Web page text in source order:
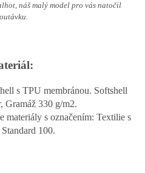
náš malý model pro vás natočil
s TPU membránou. Softshell
Gramáž 330 g/m2.
materiály s označením: Textilie s
100.